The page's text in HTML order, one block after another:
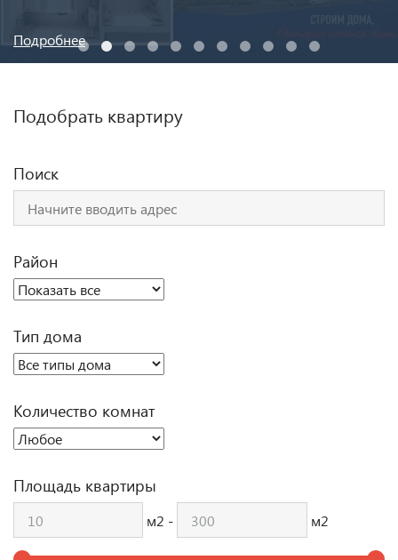
Подробнее
Подобрать квартиру
Поиск
Район
Тип дома
Количество комнат
Площадь квартиры
м2 - м2